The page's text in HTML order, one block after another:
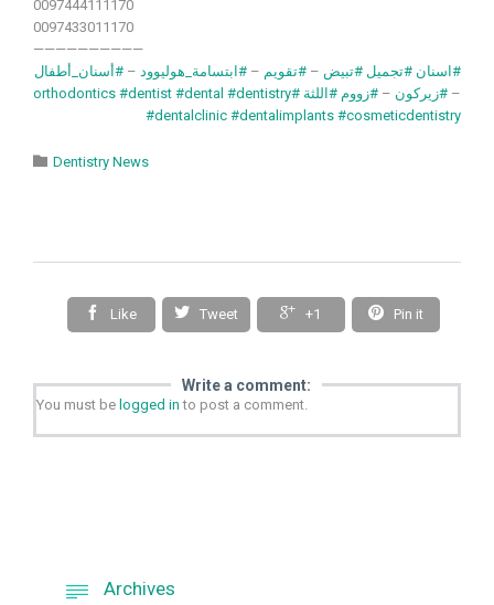
0097444111170
0097433011170
——————————
#اسنان #تجميل #تبيض – #تقويم – #ابتسامة_هوليوود – #أسنان_أطفال
– #زيركون – #زووم #اللثة #orthodontics
#dentist #dental #dentistry
#dentalclinic #dentalimplants #cosmeticdentistry
 Category
Dentistry News
 Like  Tweet  +1  Pin it
Write a comment:
You must be logged in to post a comment.
 Archives